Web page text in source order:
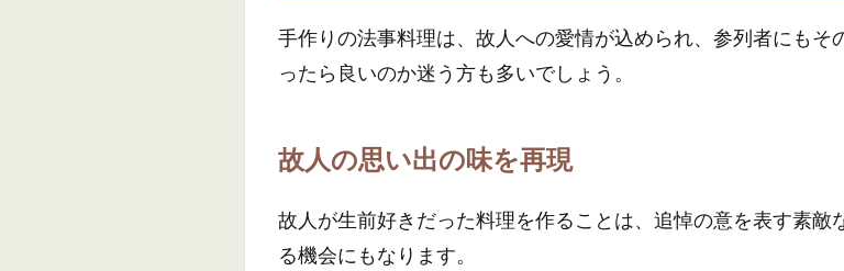
手作りの法事料理は、故人への愛情が込められ、参列者にも
ったら良いのか迷う方も多いでしょう。
故人の思い出の味を再現
故人が生前好きだった料理を作ることは、追悼の意を表す素敵
る機会にもなります。